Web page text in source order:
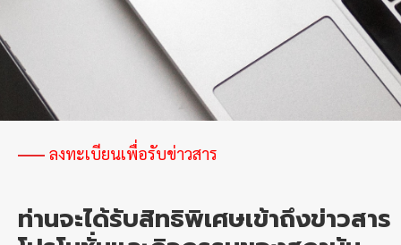
SMEs
ไทย
ดิจิทัลลงทะเบียนเพื่อรับข่าวสาร
ท่านจะได้รับสิทธิพิเศษเข้าถึงข่าวสาร